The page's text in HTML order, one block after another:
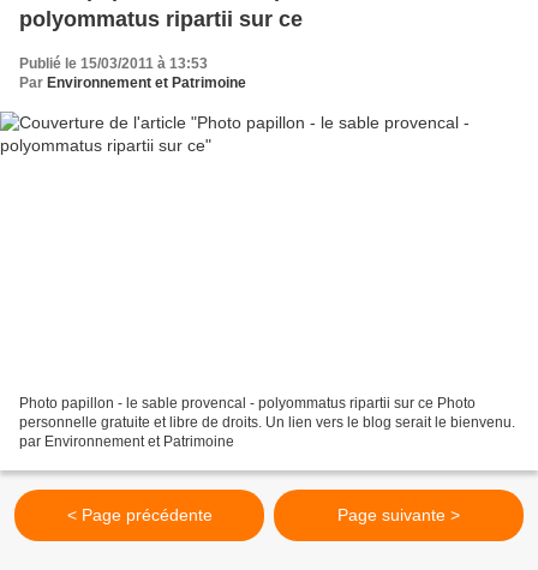
polyommatus ripartii sur ce
Publié le 15/03/2011 à 13:53
Par Environnement et Patrimoine
Photo papillon - le sable provencal - polyommatus ripartii sur ce Photo
personnelle gratuite et libre de droits. Un lien vers le blog serait le bienvenu.
par Environnement et Patrimoine
< Page précédente Page suivante >